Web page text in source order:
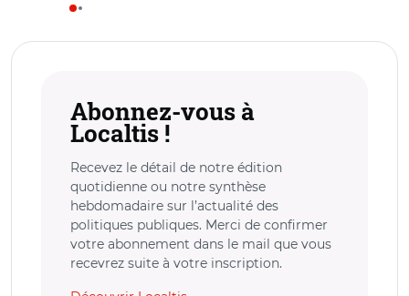
Abonnez-vous à
Localtis !
Recevez le détail de notre édition
quotidienne ou notre synthèse
hebdomadaire sur l’actualité des
politiques publiques. Merci de confirmer
votre abonnement dans le mail que vous
recevrez suite à votre inscription.